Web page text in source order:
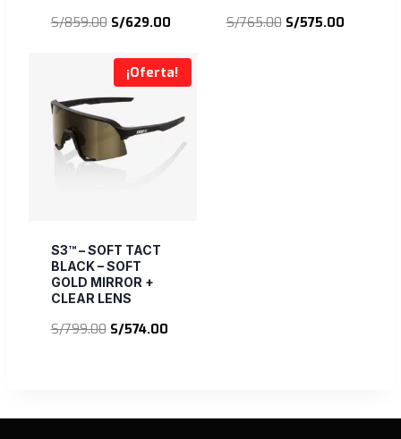
S/859.00 El
original
era:
S/859.00.
S/629.00El
actual
es:
S/765.00 El
S/575.00El
¡Oferta!
S3™ – SOFT TACT
BLACK – SOFT
GOLD MIRROR +
CLEAR LENS
S/799.00 El
S/574.00El